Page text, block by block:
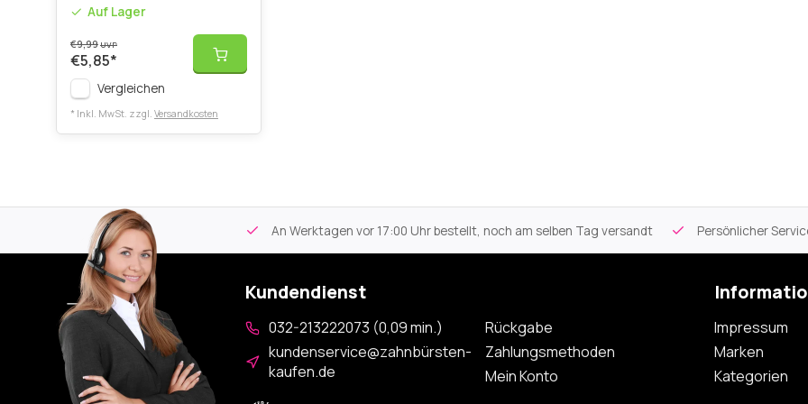
Auf Lager
€9,99UVP
€5,85*
Vergleichen
* Inkl. MwSt. zzgl. Versandkosten
Kostenloser Versand An Werktagen vor 17:00 Uhr bestellt, noch am selben Tag versandt Persönlicher
Kundendienst
032-213222073 (0,09 min.)
kundenservice@zahnbürsten-
kaufen.de
Rückgabe
Zahlungsmethoden
Mein Konto
Impressum
Marken
Kategorien